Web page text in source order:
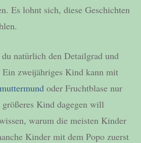
Es lohnt sich, diese Geschichten
natürlich den Detailgrad und
Ein zweijähriges Kind kann mit
oder Fruchtblase nur
Kind dagegen will
warum die meisten Kinder
Kinder mit dem Popo zuerst